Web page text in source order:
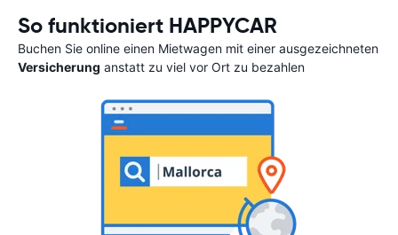
So funktioniert HAPPYCAR
Buchen Sie online einen Mietwagen mit einer ausgezeichneten
Versicherung anstatt zu viel vor Ort zu bezahlen